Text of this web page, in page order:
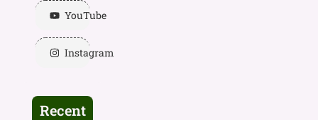
YouTube
Instagram
Recent